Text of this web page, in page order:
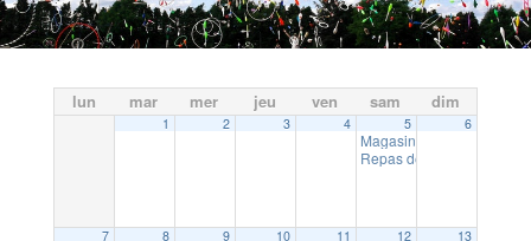
lun mar mer jeu ven sam dim
1 2 3 4 5
Magasin gratuit –
Repas des aînés
6
7 8 9 10 11 12 13